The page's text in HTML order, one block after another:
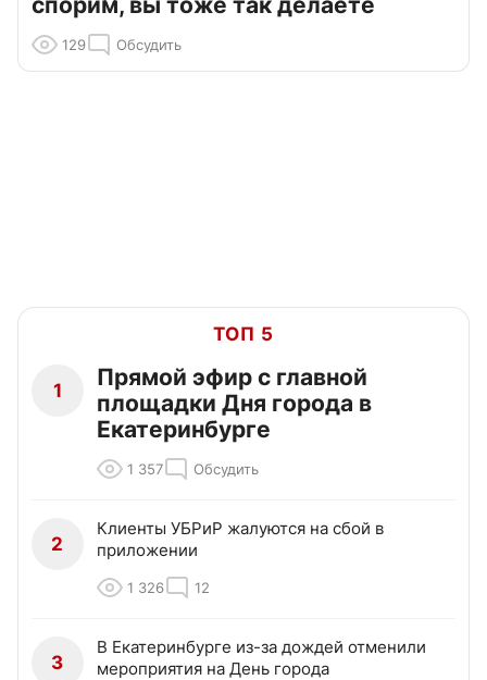
129 Обсудить
ТОП 5
1
Прямой эфир с главной
площадки Дня города в
Екатеринбурге
1 357 Обсудить
2
Клиенты УБРиР жалуются на сбой в
приложении
1 326 12
3
В Екатеринбурге из-за дождей отменили
мероприятия на День города